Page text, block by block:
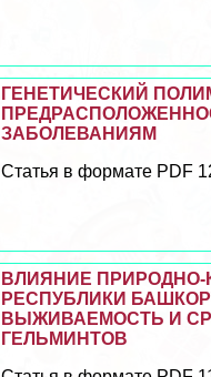
ГЕНЕТИЧЕСКИЙ
ЗАБОЛЕВАНИЯМ
Статья в формате PDF
ВЛИЯНИЕ
РЕСПУБЛИКИ
ВЫЖИВАЕМОСТЬ И
ГЕЛЬМИНТОВ